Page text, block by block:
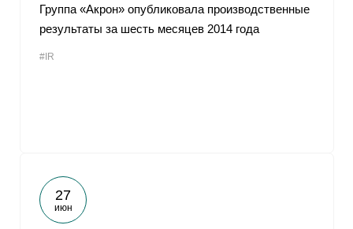
Группа «Акрон» опубликовала производственные
результаты за шесть месяцев 2014 года
#IR
27
июн